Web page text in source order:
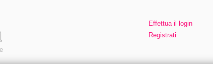
Effettua il login
Registrati